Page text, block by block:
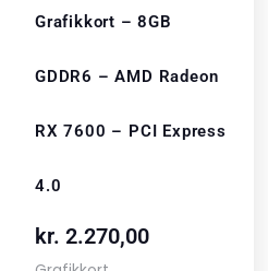
Grafikkort – 8GB
GDDR6 – AMD Radeon
RX 7600 – PCI Express
4.0
kr. 2.270,00